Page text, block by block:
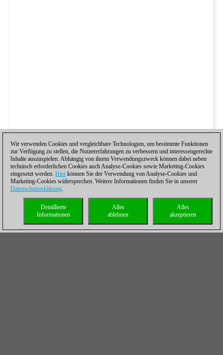
Wir verwenden Cookies und vergleichbare Technologien, um bestimmte Funktionen
zur Verfügung zu stellen, die Nutzererfahrungen zu verbessern und interessengerechte
Inhalte auszuspielen. Abhängig von ihrem Verwendungszweck können dabei neben
technisch erforderlichen Cookies auch Analyse-Cookies sowie Marketing-Cookies
eingesetzt werden. Hier können Sie der Verwendung von Analyse-Cookies und
Marketing-Cookies widersprechen. Weitere Informationen finden Sie in unserer
Datenschutzerklärung.
Alles
akzeptieren
Alles
ablehnen
Detaillierte
Informationen